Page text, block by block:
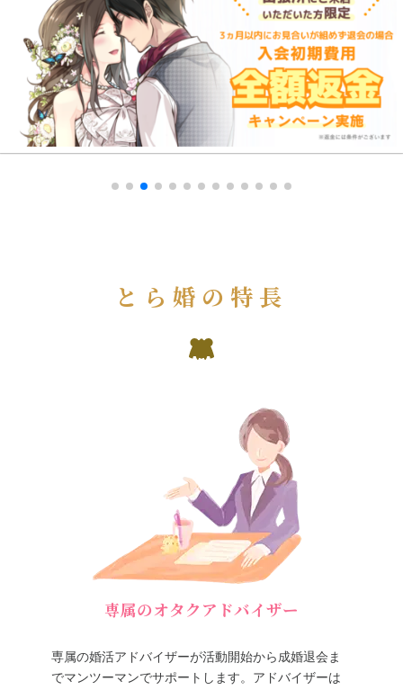
とら婚の特長
専属のオタクアドバイザー
専属の婚活アドバイザーが活動開始から成婚退会ま
でマンツーマンでサポートします。アドバイザーは